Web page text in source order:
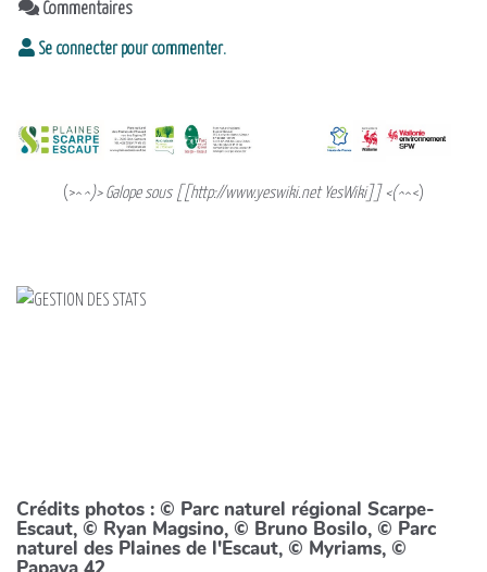
Commentaires
Se connecter pour commenter.
(>^ ^)> Galope sous [[http://www.yeswiki.net YesWiki]] <(^^<)
Crédits photos : © Parc naturel régional Scarpe-
Escaut, © Ryan Magsino, © Bruno Bosilo, © Parc
naturel des Plaines de l'Escaut, © Myriams, ©